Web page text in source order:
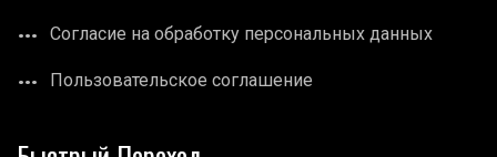
Согласие на обработку персональных данных
Пользовательское соглашение